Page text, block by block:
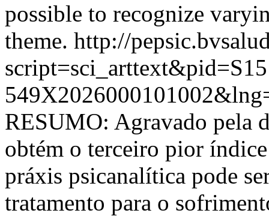
possible to recognize
theme. http://
RESUMO: Agravado pela
obtém o terceiro pior
práxis psicanalítica pode
tratamento para o